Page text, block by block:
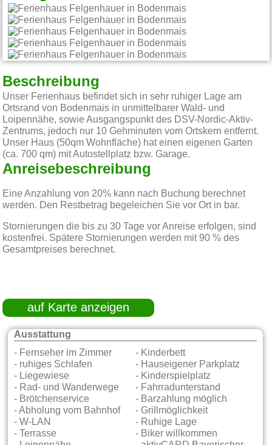
Beschreibung
Unser Ferienhaus befindet sich in sehr ruhiger Lage am
Ortsrand von Bodenmais in unmittelbarer Wald- und
Loipennähe, sowie Ausgangspunkt des DSV-Nordic-Aktiv-
Zentrums, jedoch nur 10 Gehminuten vom Ortskern entfernt.
Unser Haus (50qm Wohnfläche) hat einen eigenen Garten
(ca. 700 qm) mit Autostellplatz bzw. Garage.
Anreisebeschreibung
Eine Anzahlung von 20% kann nach Buchung berechnet
werden. Den Restbetrag begeleichen Sie vor Ort in bar.
Stornierungen die bis zu 30 Tage vor Anreise erfolgen, sind
kostenfrei. Spätere Stornierungen werden mit 90 % des
Gesamtpreises berechnet.
auf Karte anzeigen
Ausstattung
- Fernseher im Zimmer
- Kinderbett
- ruhiges Schlafen
- Hauseigener Parkplatz
- Liegewiese
- Kinderspielplatz
- Rad- und Wanderwege
- Fahrradunterstand
- Brötchenservice
- Barzahlung möglich
- Abholung vom Bahnhof
- Grillmöglichkeit
- W-LAN
- Ruhige Lage
- Terrasse
- Biker willkommen